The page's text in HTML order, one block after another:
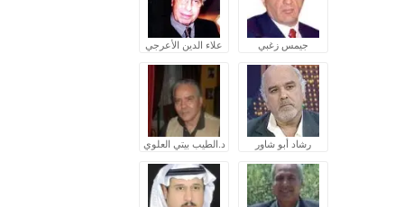
جيمس زغبي علاء الدين الأعرجي
رشاد أبو شاور د.الطيب بيتي العلوي